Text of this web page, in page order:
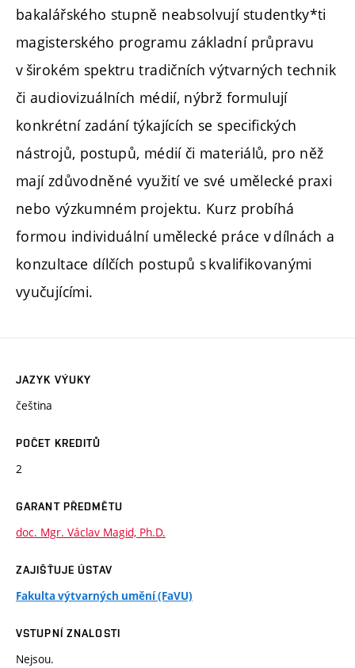
bakalářského stupně neabsolvují studentky*ti
magisterského programu základní průpravu
v širokém spektru tradičních výtvarných technik
či audiovizuálních médií, nýbrž formulují
konkrétní zadání týkajících se specifických
nástrojů, postupů, médií či materiálů, pro něž
mají zdůvodněné využití ve své umělecké praxi
nebo výzkumném projektu. Kurz probíhá
formou individuální umělecké práce v dílnách a
konzultace dílčích postupů s kvalifikovanými
vyučujícími.
JAZYK VÝUKY
čeština
POČET KREDITŮ
2
GARANT PŘEDMĚTU
doc. Mgr. Václav Magid, Ph.D.
ZAJIŠŤUJE ÚSTAV
Fakulta výtvarných umění (FaVU)
VSTUPNÍ ZNALOSTI
Nejsou.